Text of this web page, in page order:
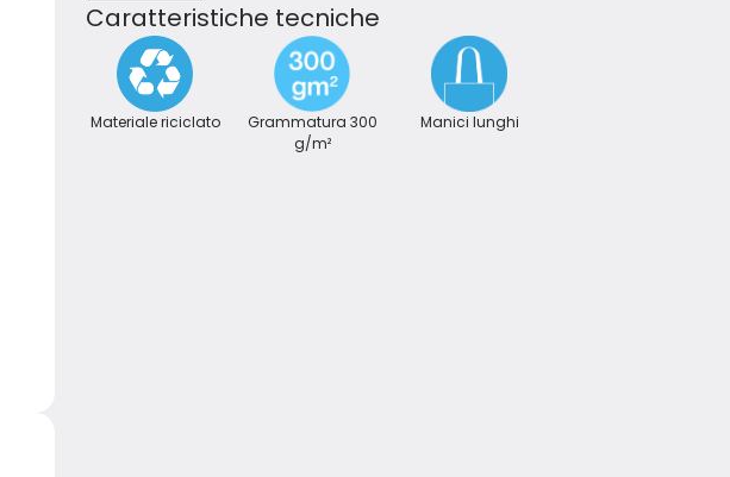
Caratteristiche tecniche
Materiale riciclato
Grammatura 300
g/m²
Manici lunghi